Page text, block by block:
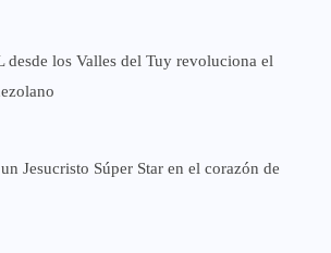
desde los Valles del Tuy revoluciona el
Jesucristo Súper Star en el corazón de